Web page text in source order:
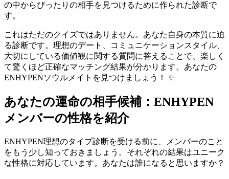
の中からぴったりの相手を見つけるために作られた診断で
す。
これはただのクイズではありません。あなた自身の本質に迫
る診断です。理想のデート、コミュニケーションスタイル、
大切にしている価値観に関する質問に答えることで、楽しく
て驚くほど正確なマッチング結果が分かります。あなたの
ENHYPENソウルメイトを見つけましょう！ ✨
あなたの運命の相手候補：ENHYPEN
メンバーの性格を紹介
ENHYPEN理想のタイプ診断を受ける前に、メンバーのこと
をもう少し知っておきましょう。それぞれの結果はユニーク
な性格に対応しています。あなたは誰になると思いますか？